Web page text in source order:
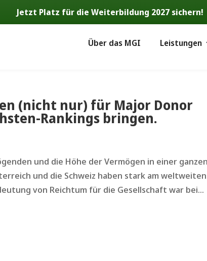
Jetzt Platz für die Weiterbildung 2027 sichern!
Über das MGI Leistungen
(nicht nur) für Major Donor
Rankings bringen.
und die Höhe der Vermögen in einer
und die Schweiz haben stark am weltweiten
von Reichtum für die Gesellschaft war bei...